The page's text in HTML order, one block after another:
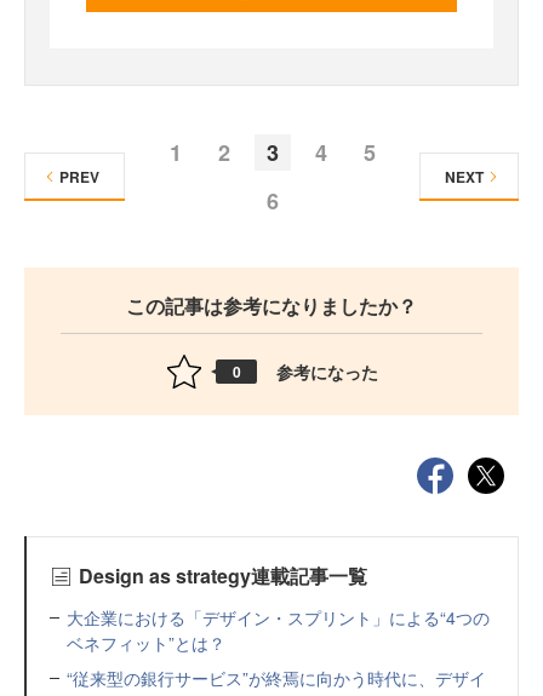
1 2 3 4
5
6
PREV NEXT
この記事は参考になりましたか？
0 参考になった
Design as strategy連載記事一覧
大企業における「デザイン・スプリント」による“4つの
ベネフィット”とは？
“従来型の銀行サービス”が終焉に向かう時代に、デザイ